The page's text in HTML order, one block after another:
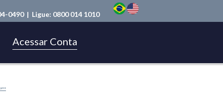
0490 | Ligue: 0800 014 1010
Acessar Conta